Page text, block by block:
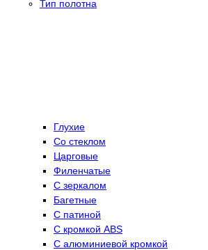
Тип полотна
Глухие
Со стеклом
Царговые
Филенчатые
С зеркалом
Багетные
С патиной
С кромкой ABS
С алюминиевой кромкой